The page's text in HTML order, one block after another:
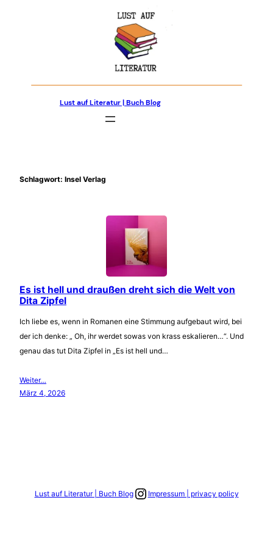
Lust auf Literatur | Buch Blog
Schlagwort: Insel Verlag
Es ist hell und draußen dreht sich die Welt von
Dita Zipfel
Ich liebe es, wenn in Romanen eine Stimmung aufgebaut wird, bei
der ich denke: „ Oh, ihr werdet sowas von krass eskalieren…“. Und
genau das tut Dita Zipfel in „Es ist hell und…
Weiter…
März 4, 2026
Lust auf Literatur | Buch BlogLink zum Instagram Account
Impressum | privacy policy